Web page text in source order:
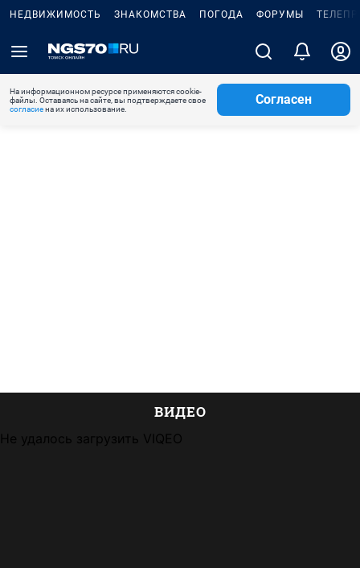
НЕДВИЖИМОСТЬ ЗНАКОМСТВА ПОГОДА ФОРУМЫ
На информационном ресурсе применяются cookie-
файлы. Оставаясь на сайте, вы подтверждаете свое
согласиена их использование.
Согласен
ВИДЕО
Не удалось загрузить VIQEO